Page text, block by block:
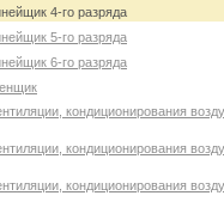
4-го разряда
5-го разряда
6-го разряда
кондиционирования
кондиционирования
кондиционирования